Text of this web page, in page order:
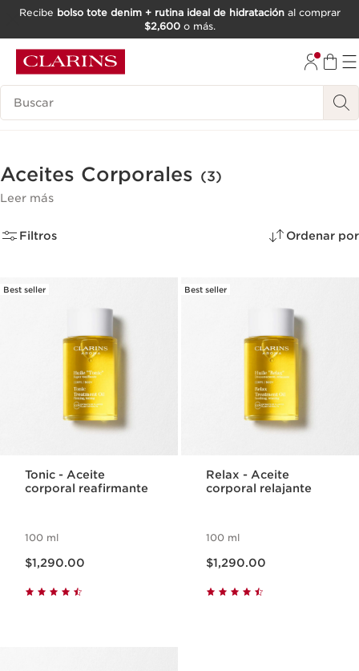
IR AL PIE DE PÁGINA
Recibe bolso tote denim + rutina ideal de hidrataciónal comprar
$2,600o más.
Buscar
Aceites Corporales (3)
Leer más
Filtros Ordenar por
Best seller
Tonic - Aceite
corporal reafirmante
100 ml
$1,290.00
Best seller
Relax - Aceite
corporal relajante
100 ml
$1,290.00